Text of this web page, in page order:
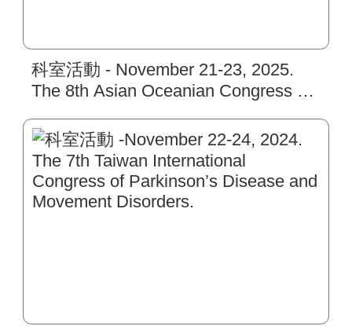
科室活動 - November 21-23, 2025.
The 8th Asian Oceanian Congress of